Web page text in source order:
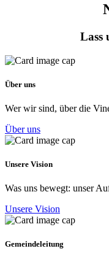
Lass
Über uns
Wer wir sind, über die
Über uns
Unsere Vision
Was uns bewegt: unser
Unsere Vision
Gemeindeleitung